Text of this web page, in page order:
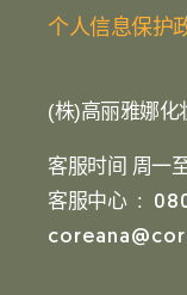
个人信息保护
(株)高丽雅娜化
客服时间 周一
客服中心 :